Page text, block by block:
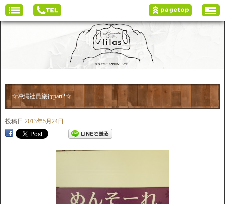
☆沖縄社員旅行part2☆
投稿日 2013年5月24日